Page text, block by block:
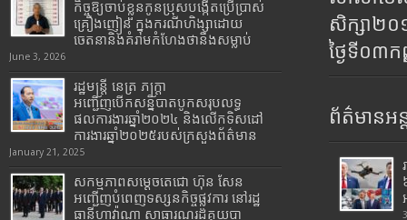
កិច្ចឱ្យចាប់ខ្លួនកូនប្រុសបង្កើតប្រើប្រាស់
គ្រឿងញៀន ក្នុងករណីហិង្សាដោយ
ចេតនានិងគំរាមកំហែងថានឹងសម្លាប់
June 3, 2026
រដ្ឋមន្រ្តី​ នេត្រ​ ភក្ត្រា​
អញ្ជើញបើកសន្និបាតបូកសរុបលទ្ធ
ផលការងារឆ្នាំ២០២៤ និងលើកទិសដៅ
ការងារឆ្នាំ២០២៥របស់​ក្រសួង​ព័ត៌មាន​
January 21, 2025
សកម្មភាពសម្តេចតេជោ ហ៊ុន សែន
អញ្ជើញបំពេញទស្សនកិច្ចផ្លូវការ នៅរដ្ឋ
ធានីហាវ៉ាណា សាធារណរដ្ឋគុយបា
សិក្សា២
ថ្ងៃទី០៣
ព័ត៌មានអន្